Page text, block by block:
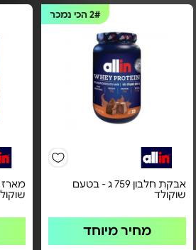
2#הכי נמכר
אבקת חלבון 759 ג - בטעם
שוקולד
מחיר מיוחד